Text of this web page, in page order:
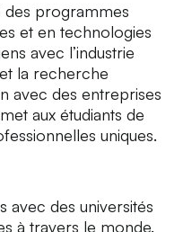
des programmes
et en technologies
avec l’industrie
la recherche
avec des entreprises
aux étudiants de
uniques.
avec des universités
à travers le monde.